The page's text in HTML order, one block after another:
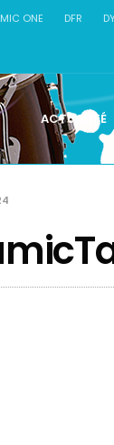
ONE DFR
ACTUALITÉ